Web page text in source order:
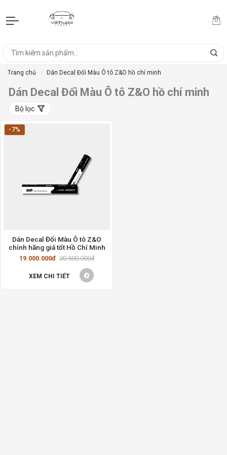
Trang chủ Dán Decal Đổi Màu Ô tô Z&O hồ chí minh
Dán Decal Đổi Màu Ô tô Z&O hồ chí minh
Bộ lọc
-7%
Dán Decal Đổi Màu Ô tô Z&O
chính hãng giá tốt Hồ Chí Minh
19.000.000đ 20.500.000đ
XEM CHI TIẾT